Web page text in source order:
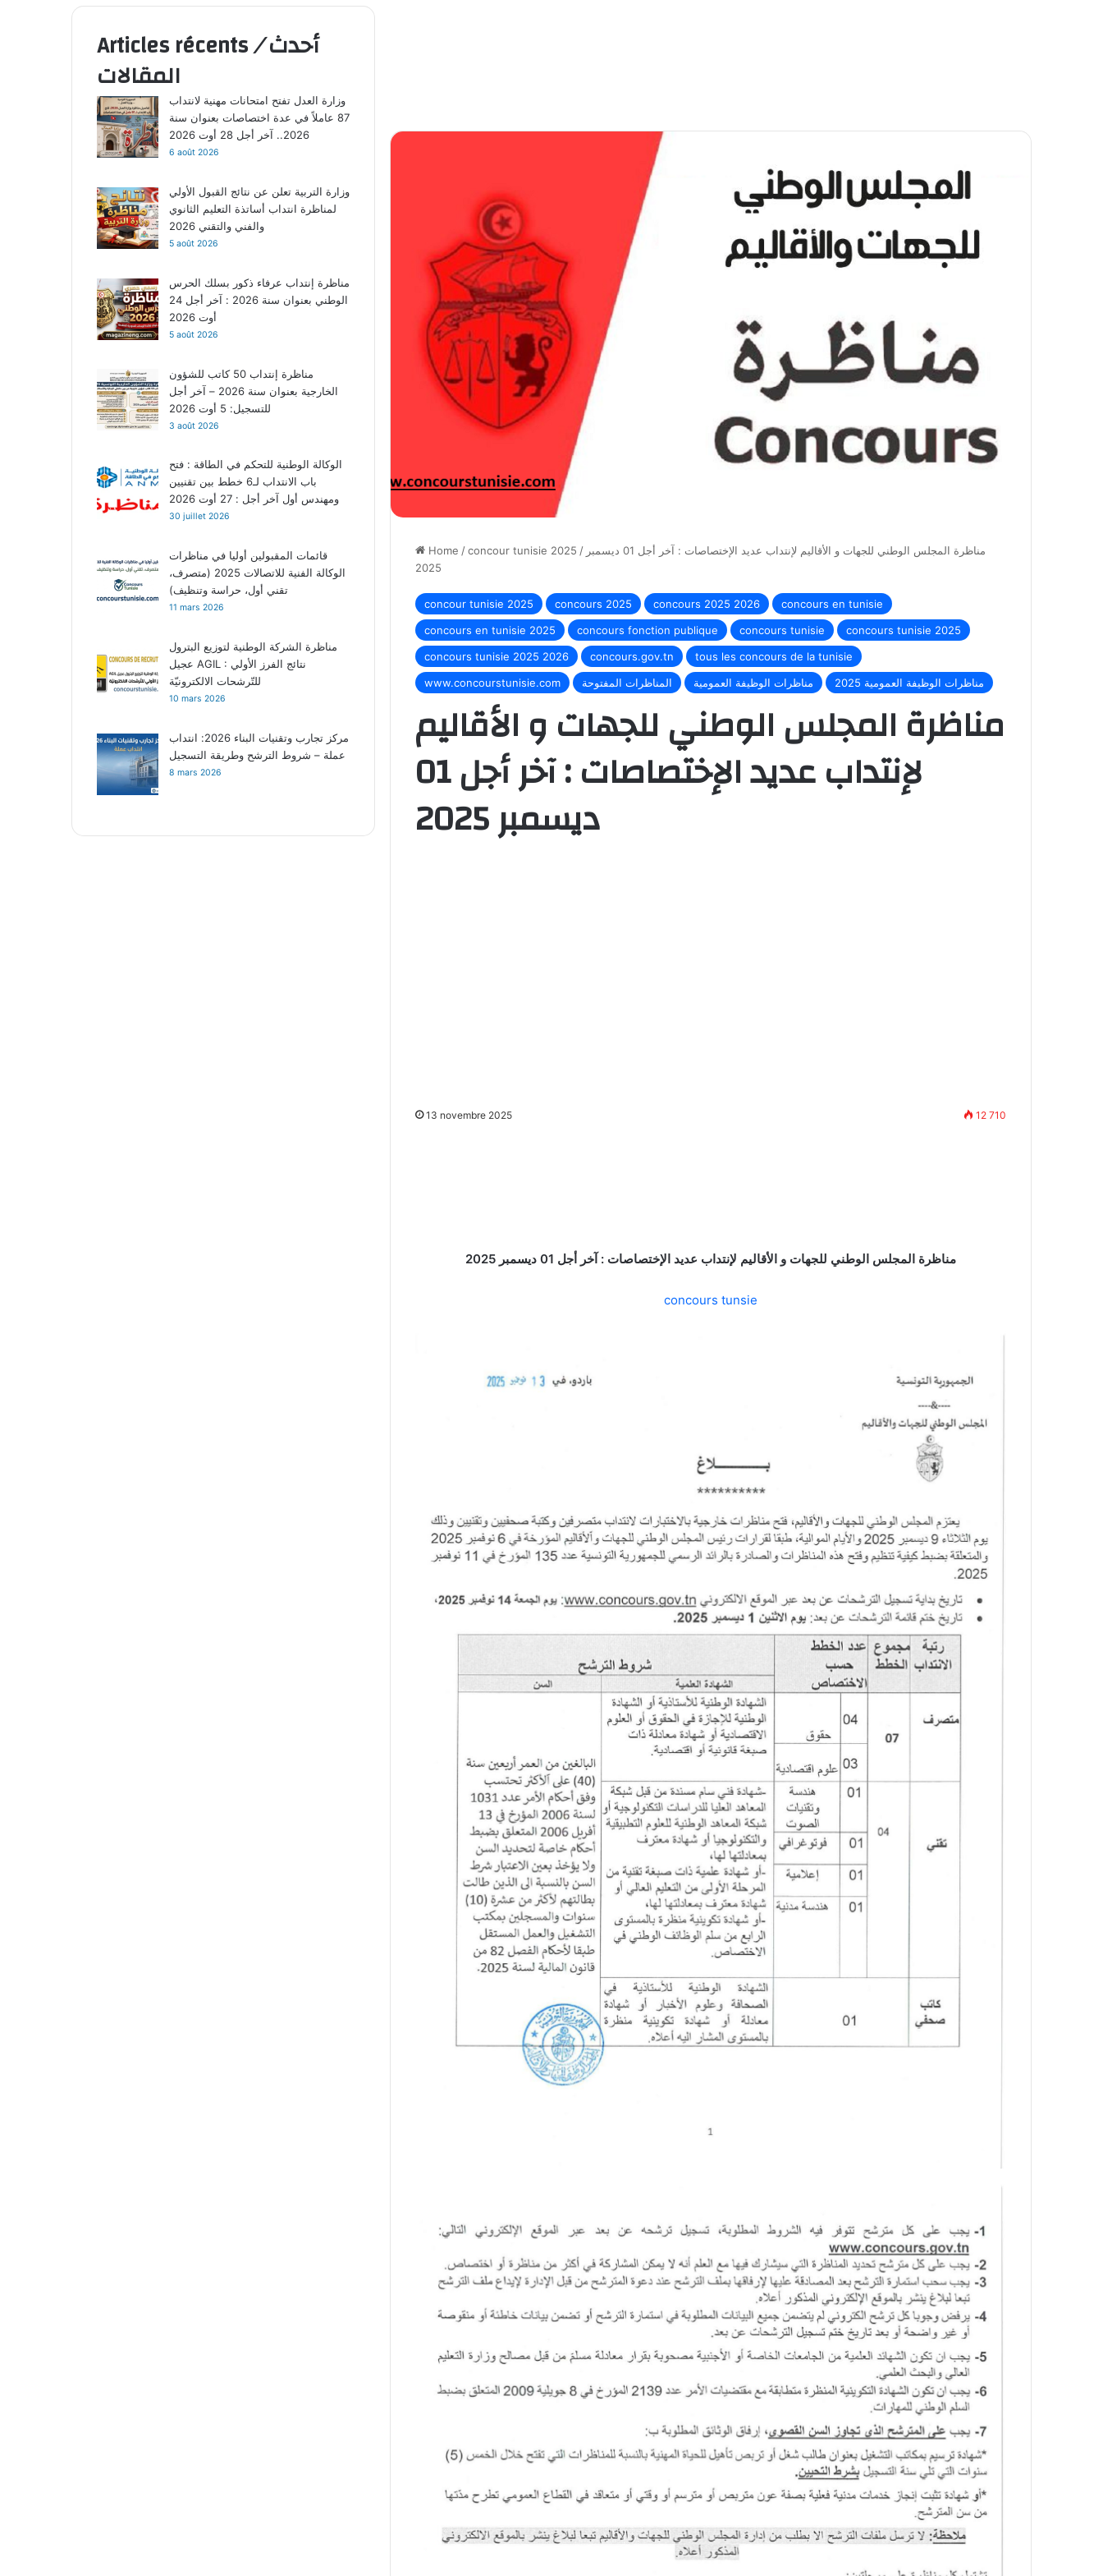
Home /concour tunisie 2025 / مناظرة المجلس الوطني للجهات و الأقاليم لإنتداب عديد الإختصاصات : آخر أجل 01 ديسمبر
2025
concour tunisie 2025 concours 2025 concours 2025 2026
concours en tunisie
concours en tunisie 2025
concours fonction publique concours tunisie
concours tunisie 2025
concours tunisie 2025 2026
concours.gov.tn
tous les concours de la tunisie
www.concourstunisie.com
المناظرات المفتوحة مناظرات الوظيفة العمومية مناظرات الوظيفة العمومية 2025
مناظرة المجلس الوطني للجهات و الأقاليم
لإنتداب عديد الإختصاصات : آخر أجل 01
ديسمبر 2025
13 novembre 2025 12 710
مناظرة المجلس الوطني للجهات و الأقاليم لإنتداب عديد الإختصاصات : آخر أجل 01 ديسمبر 2025
concours tunsie
Articles récents/أحدث
المقالات
وزارة العدل تفتح امتحانات مهنية لانتداب
87 عاملاً في عدة اختصاصات بعنوان سنة
2026.. آخر أجل 28 أوت 2026
6 août 2026
وزارة التربية تعلن عن نتائج القبول الأولي
لمناظرة انتداب أساتذة التعليم الثانوي
والفني والتقني 2026
5 août 2026
مناظرة إنتداب عرفاء ذكور بسلك الحرس
الوطني بعنوان سنة 2026 : آخر أجل 24
أوت 2026
5 août 2026
مناظرة إنتداب 50 كاتب للشؤون
الخارجية بعنوان سنة 2026 – آخر أجل
للتسجيل: 5 أوت 2026
3 août 2026
الوكالة الوطنية للتحكم في الطاقة : فتح
باب الانتداب لـ6 خطط بين تقنيين
ومهندس أول آخر أجل : 27 أوت 2026
30 juillet 2026
قائمات المقبولين أوليا في مناظرات
الوكالة الفنية للاتصالات 2025 (متصرف،
تقني أول، حراسة وتنظيف)
11 mars 2026
مناظرة الشركة الوطنية لتوزيع البترول
عجيل AGIL : نتائج الفرز الأولي
للتّرشحات الالكترونيّة
10 mars 2026
مركز تجارب وتقنيات البناء 2026: انتداب
عملة – شروط الترشح وطريقة التسجيل
8 mars 2026